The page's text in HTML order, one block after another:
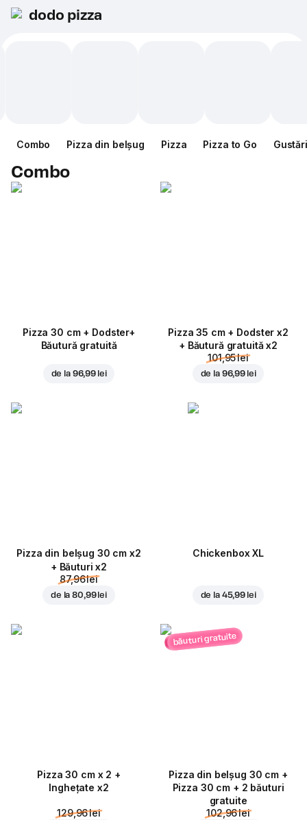
dodo pizza
Combo Pizza din belșug Pizza Pizza to Go Gustări
Combo
Pizza 30 cm + Dodster+
Băutură gratuită
de la 96,99 lei
Pizza 35 cm + Dodster x2
+ Băutură gratuită x2
101,95 lei
de la 96,99 lei
Pizza din belșug 30 cm x2
+ Băuturi x2
87,96 lei
de la80,99 lei
Chickenbox XL
de la 45,99 lei
Pizza 30 cm x 2 +
Inghețate x2
129,96 lei
băuturi gratuite
Pizza din belșug 30 cm +
Pizza 30 cm + 2 băuturi
gratuite
102,96 lei